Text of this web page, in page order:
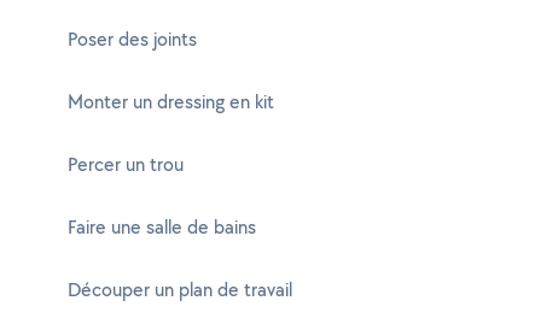
Poser des joints
Monter un dressing en kit
Percer un trou
Faire une salle de bains
Découper un plan de travail